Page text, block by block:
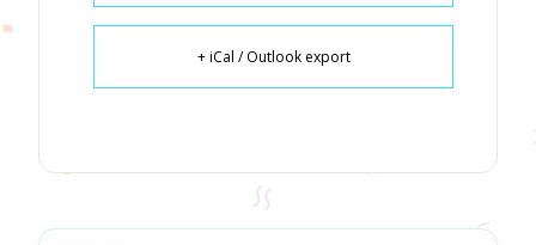
+ iCal / Outlook export